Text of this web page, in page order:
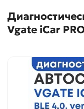
Vgate iCar